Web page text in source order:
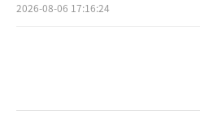
2026-08-06 17:16:24